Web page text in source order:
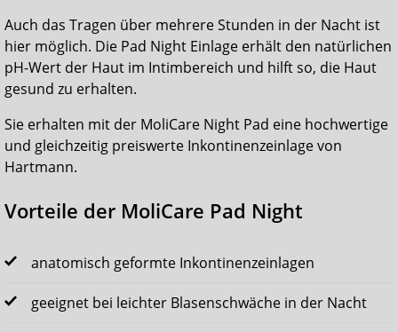
Auch das Tragen über mehrere Stunden in der Nacht ist
hier möglich. Die Pad Night Einlage erhält den natürlichen
pH-Wert der Haut im Intimbereich und hilft so, die Haut
gesund zu erhalten.
Sie erhalten mit der MoliCare Night Pad eine hochwertige
und gleichzeitig preiswerte Inkontinenzeinlage von
Hartmann.
Vorteile der MoliCare Pad Night
anatomisch geformte Inkontinenzeinlagen
geeignet bei leichter Blasenschwäche in der Nacht